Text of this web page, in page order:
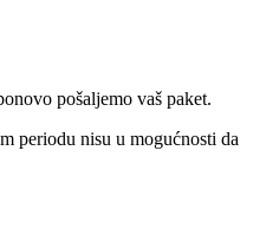
pošaljemo vaš paket.
periodu nisu u mogućnosti da